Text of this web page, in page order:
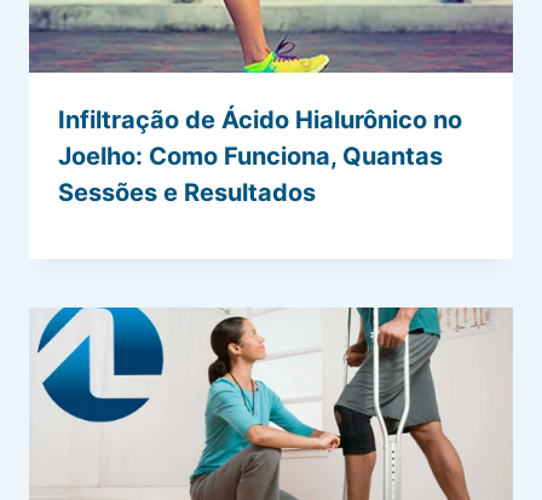
Infiltração de Ácido Hialurônico no
Joelho: Como Funciona, Quantas
Sessões e Resultados